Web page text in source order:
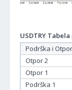
USDTRY
Podrška i Otpor
Otpor 2
Otpor 1
Podrška 1